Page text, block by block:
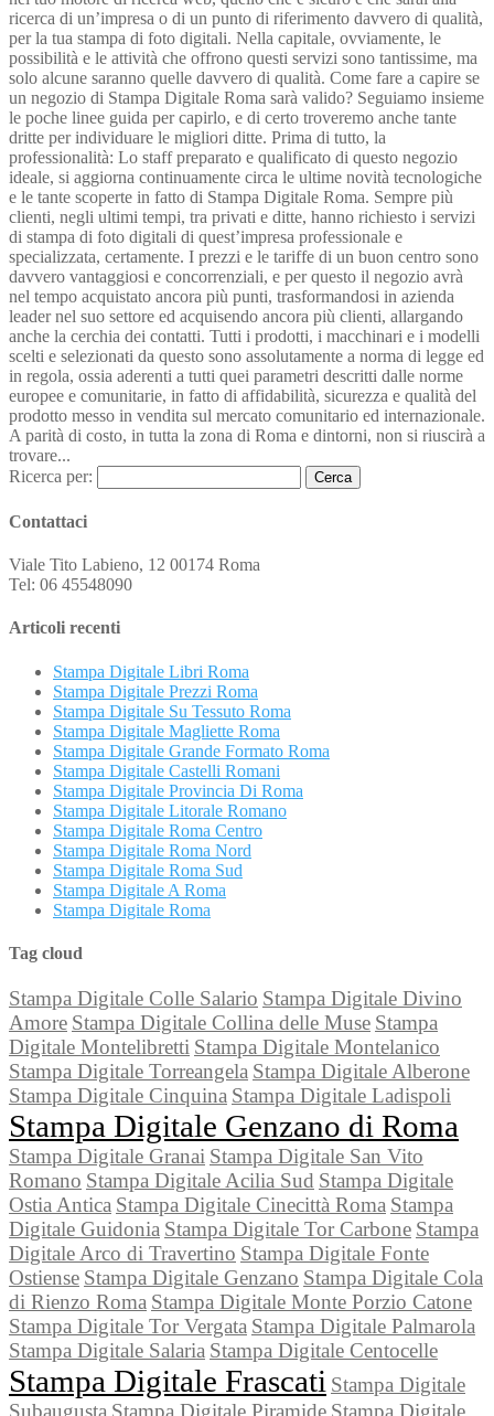
ricerca di un’impresa o di un punto di riferimento davvero di qualità,
per la tua stampa di foto digitali. Nella capitale, ovviamente, le
possibilità e le attività che offrono questi servizi sono tantissime, ma
solo alcune saranno quelle davvero di qualità. Come fare a capire se
un negozio di Stampa Digitale Roma sarà valido? Seguiamo insieme
le poche linee guida per capirlo, e di certo troveremo anche tante
dritte per individuare le migliori ditte. Prima di tutto, la
professionalità: Lo staff preparato e qualificato di questo negozio
ideale, si aggiorna continuamente circa le ultime novità tecnologiche
e le tante scoperte in fatto di Stampa Digitale Roma. Sempre più
clienti, negli ultimi tempi, tra privati e ditte, hanno richiesto i servizi
di stampa di foto digitali di quest’impresa professionale e
specializzata, certamente. I prezzi e le tariffe di un buon centro sono
davvero vantaggiosi e concorrenziali, e per questo il negozio avrà
nel tempo acquistato ancora più punti, trasformandosi in azienda
leader nel suo settore ed acquisendo ancora più clienti, allargando
anche la cerchia dei contatti. Tutti i prodotti, i macchinari e i modelli
scelti e selezionati da questo sono assolutamente a norma di legge ed
in regola, ossia aderenti a tutti quei parametri descritti dalle norme
europee e comunitarie, in fatto di affidabilità, sicurezza e qualità del
prodotto messo in vendita sul mercato comunitario ed internazionale.
A parità di costo, in tutta la zona di Roma e dintorni, non si riuscirà a
trovare...
Ricerca per:
Contattaci
Viale Tito Labieno, 12 00174 Roma
Tel: 06 45548090
Articoli recenti
Stampa Digitale Libri Roma
Stampa Digitale Prezzi Roma
Stampa Digitale Su Tessuto Roma
Stampa Digitale Magliette Roma
Stampa Digitale Grande Formato Roma
Stampa Digitale Castelli Romani
Stampa Digitale Provincia Di Roma
Stampa Digitale Litorale Romano
Stampa Digitale Roma Centro
Stampa Digitale Roma Nord
Stampa Digitale Roma Sud
Stampa Digitale A Roma
Stampa Digitale Roma
Tag cloud
Stampa Digitale Colle Salario Stampa Digitale Divino
Amore Stampa Digitale Collina delle Muse Stampa
Digitale Montelibretti Stampa Digitale Montelanico
Stampa Digitale Torreangela Stampa Digitale Alberone
Stampa Digitale Cinquina Stampa Digitale Ladispoli
Stampa Digitale Genzano di Roma
Stampa Digitale Granai Stampa Digitale San Vito
Romano Stampa Digitale Acilia Sud Stampa Digitale
Ostia Antica Stampa Digitale Cinecittà Roma Stampa
Digitale Guidonia Stampa Digitale Tor Carbone Stampa
Digitale Arco di Travertino Stampa Digitale Fonte
Ostiense Stampa Digitale Genzano Stampa Digitale Cola
di Rienzo Roma Stampa Digitale Monte Porzio Catone
Stampa Digitale Tor Vergata Stampa Digitale Palmarola
Stampa Digitale Salaria Stampa Digitale Centocelle
Stampa Digitale Frascati Stampa Digitale
Subaugusta Stampa Digitale Piramide Stampa Digitale